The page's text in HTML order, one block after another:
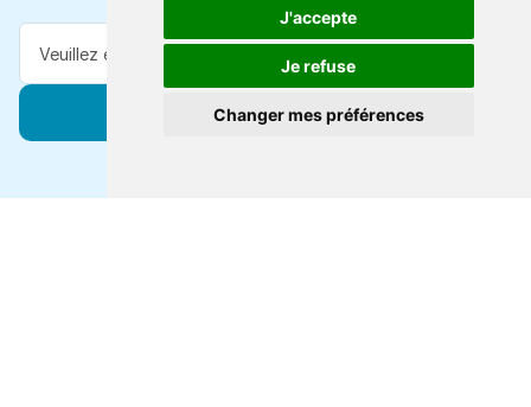
J'accepte
Je refuse
Changer mes préférences
S'abonner